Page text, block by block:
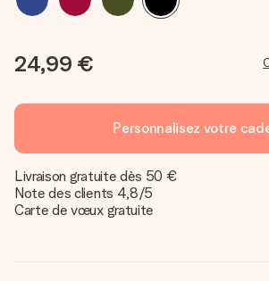
24,99 €
Personnalisez votre
Livraison gratuite dès 50 €
Note des clients 4,8/5
Carte de vœux gratuite